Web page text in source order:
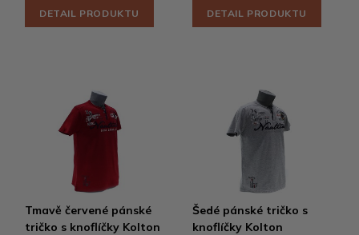
DETAIL PRODUKTU
DETAIL PRODUKTU
Tmavě červené pánské
tričko s knoflíčky Kolton
Šedé pánské tričko s
knoflíčky Kolton